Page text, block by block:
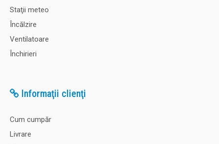
Staţii meteo
Încălzire
Ventilatoare
Închirieri
Informaţii clienţi
Cum cumpăr
Livrare